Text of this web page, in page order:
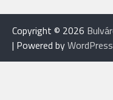
Copyright © 2026
| Powered byWordPress